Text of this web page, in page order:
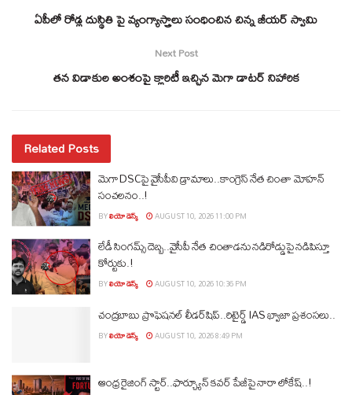
ఏపీలో రోడ్ల దుస్థితి పై వ్యంగ్యాస్త్రాలు సంధించిన చిన్న జీయర్ స్వామి
Next Post
తన విడాకుల అంశంపై క్లారిటీ ఇచ్చిన మెగా డాటర్ నిహారిక
Related Posts
మెగా DSCపై వైసీపీవి డ్రామాలు..కాంగ్రెస్ నేత చింతా మోహన్
సంచలనం..!
BYలియో డెస్క్ AUGUST 10, 2026 11:00 PM
లేడీ సింగమ్స్ దెబ్బ..వైసీపీ నేత చింతాడను నడిరోడ్డుపై నడిపిస్తూ
కోర్టుకు.!
BYలియో డెస్క్ AUGUST 10, 2026 10:36 PM
చంద్రబాబు ప్రొఫెషనల్ లీడర్‌షిప్..రిటైర్డ్ IAS ఖ్వాజా ప్రశంసలు..
BYలియో డెస్క్ AUGUST 10, 2026 8:49 PM
ఆంధ్ర రైజింగ్ స్టార్..ఫార్చ్యూన్ కవర్ పేజీపై నారా లోకేష్..!